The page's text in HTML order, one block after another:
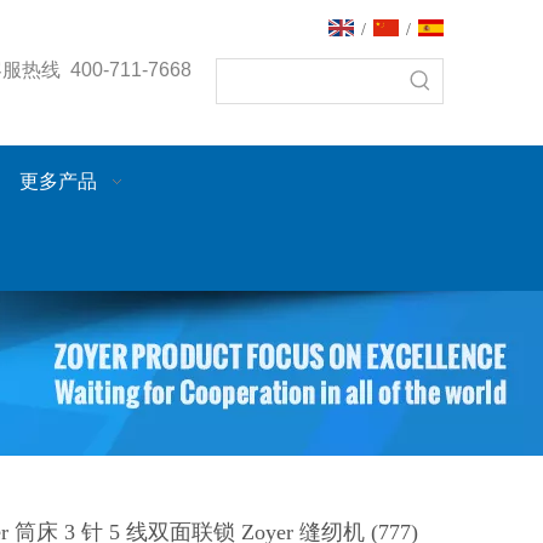
/ /
热线 400-711-7668
更多产品
筒床 3 针 5 线双面联锁 Zoyer 缝纫机 (777)